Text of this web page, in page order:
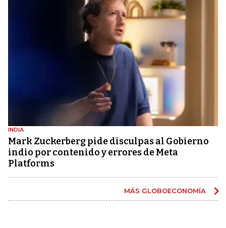
INDIA
Mark Zuckerberg pide disculpas al Gobierno
indio por contenido y errores de Meta
Platforms
MÁS GLOBOECONOMÍA